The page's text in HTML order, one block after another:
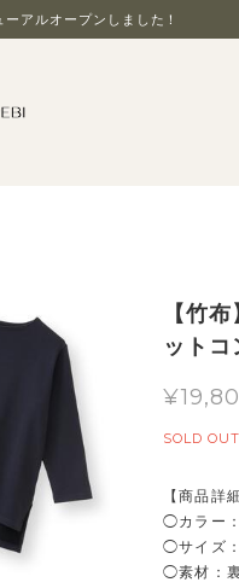
アルオープンしました！
【竹
ット
SOLD OUT
【商品詳
◯カラー
◯サイズ
◯素材：